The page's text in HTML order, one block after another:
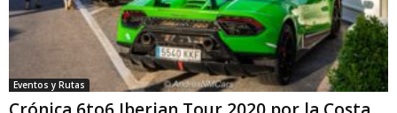
Eventos y Rutas